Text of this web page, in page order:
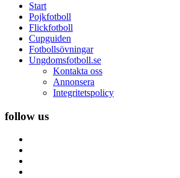
Start
Pojkfotboll
Flickfotboll
Cupguiden
Fotbollsövningar
Ungdomsfotboll.se
Kontakta oss
Annonsera
Integritetspolicy
follow us